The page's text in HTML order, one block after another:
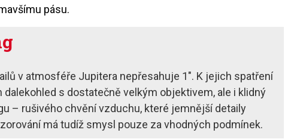
pásu.
v atmosféře Jupitera nepřesahuje 1″. K jejich spatření
s dostatečně velkým objektivem, ale i klidný
– rušivého chvění vzduchu, které jemnější detaily
má tudíž smysl pouze za vhodných podmínek.